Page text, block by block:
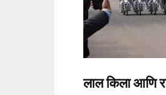
लाल किला आणि